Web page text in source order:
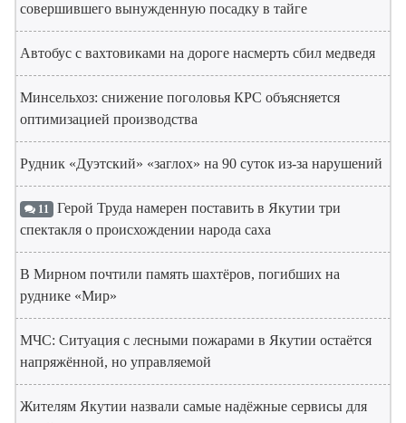
совершившего вынужденную посадку в тайге
Автобус с вахтовиками на дороге насмерть сбил медведя
Минсельхоз: снижение поголовья КРС объясняется
оптимизацией производства
Рудник «Дуэтский» «заглох» на 90 суток из-за нарушений
11 Герой Труда намерен поставить в Якутии три
спектакля о происхождении народа саха
В Мирном почтили память шахтёров, погибших на
руднике «Мир»
МЧС: Ситуация с лесными пожарами в Якутии остаётся
напряжённой, но управляемой
Жителям Якутии назвали самые надёжные сервисы для